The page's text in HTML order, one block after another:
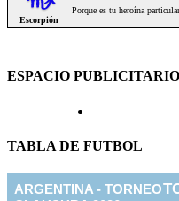
ESPACIO PUBLICITARIO
TABLA DE FUTBOL